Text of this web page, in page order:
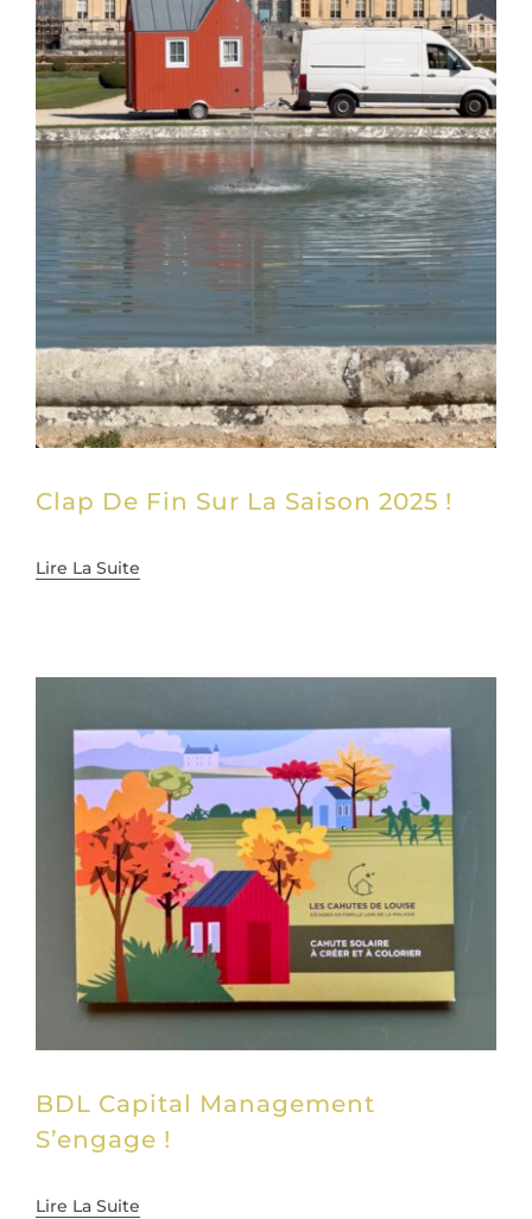
Clap De Fin Sur La Saison 2025 !
Lire La Suite
BDL Capital Management
S’engage !
Lire La Suite